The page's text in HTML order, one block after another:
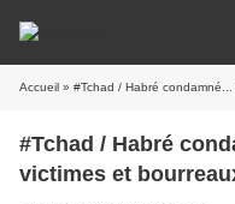
Accueil » #Tchad / Habré condamné...
#Tchad / Habré
victimes et